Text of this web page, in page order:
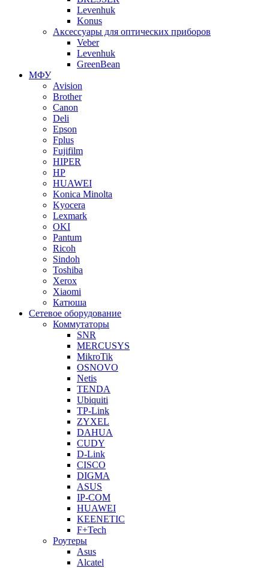
Levenhuk
Konus
Аксессуары для оптических приборов
Veber
Levenhuk
GreenBean
МФУ
Avision
Brother
Canon
Deli
Epson
Fplus
Fujifilm
HIPER
HP
HUAWEI
Konica Minolta
Kyocera
Lexmark
OKI
Pantum
Ricoh
Sindoh
Toshiba
Xerox
Xiaomi
Катюша
Сетевое оборудование
Коммутаторы
SNR
MERCUSYS
MikroTik
OSNOVO
Netis
TENDA
Ubiquiti
TP-Link
ZYXEL
DAHUA
CUDY
D-Link
CISCO
DIGMA
ASUS
IP-COM
HUAWEI
KEENETIC
F+Tech
Роутеры
Asus
Alcatel